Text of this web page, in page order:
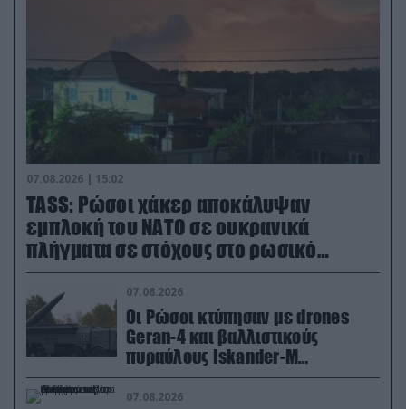
07.08.2026 | 15:02
TASS: Ρώσοι χάκερ αποκάλυψαν
εμπλοκή του ΝΑΤΟ σε ουκρανικά
πλήγματα σε στόχους στο ρωσικό
έδαφος!
07.08.2026
Οι Ρώσοι κτύπησαν με drones
Geran-4 και βαλλιστικούς
πυραύλους Iskander-M
ουκρανικό τρένο με στρατιωτικό
εξοπλισμό
07.08.2026